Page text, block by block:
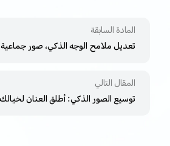
المادة السابقة
تعديل ملامح الوجه الذكي، صور
المقال التالي
توسيع الصور الذكي: أطلق العنان لخيالك